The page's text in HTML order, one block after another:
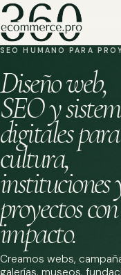
SEO HUMANO PARA
Diseño web,
SEO y
digitales para
cultura,
instituciones
proyectos con
impacto.
Creamos webs,